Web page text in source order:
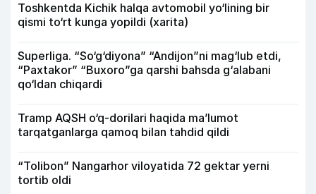
Toshkentda Kichik halqa avtomobil yo‘lining bir
qismi to‘rt kunga yopildi (xarita)
Superliga. “So‘g‘diyona” “Andijon”ni mag‘lub etdi,
“Paxtakor” “Buxoro”ga qarshi bahsda g‘alabani
qo‘ldan chiqardi
Tramp AQSH o‘q-dorilari haqida ma’lumot
tarqatganlarga qamoq bilan tahdid qildi
“Tolibon” Nangarhor viloyatida 72 gektar yerni
tortib oldi